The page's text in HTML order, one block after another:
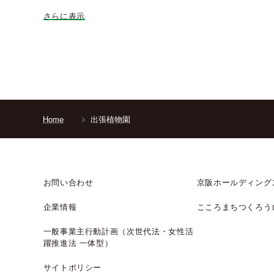
さらに表示
Home 出張植物園
お問い合わせ
企業情報
一般事業主行動計画（次世代法・女性活
躍推進法 一体型）
サイトポリシー
京阪ホールディング
こころまちつくろう